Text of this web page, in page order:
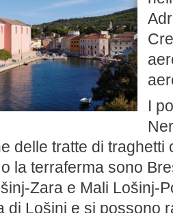
I
delle tratte di
la terraferma sono
Zara e Mali Lošinj-
di Lošinj e si possono